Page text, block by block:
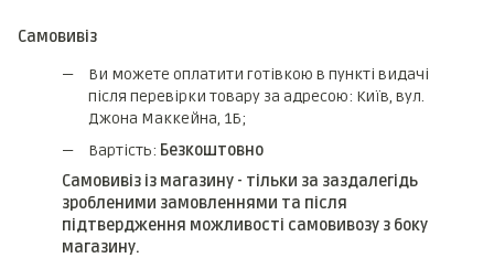
Самовивіз
Ви можете оплатити готівкою в пункті видачі
після перевірки товару за адресою: Київ, вул.
Джона Маккейна, 1Б;
Вартість: Безкоштовно
Самовивіз із магазину - тільки за заздалегідь
зробленими замовленнями та після
підтвердження можливості самовивозу з боку
магазину.